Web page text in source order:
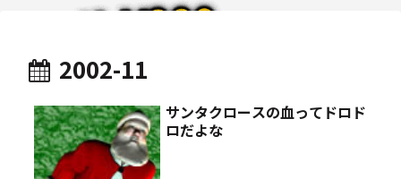
2002-11
サンタクロースの血ってドロド
ロだよな